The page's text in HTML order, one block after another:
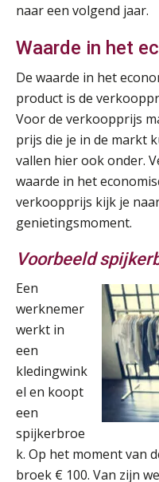
naar een volgend jaar.
Waarde in het
De waarde in het
product is de
Voor de verkoopprijs
prijs die je in de markt
vallen hier ook onder.
waarde in het
verkoopprijs kijk je
genietingsmoment.
Voorbeeld
Een
werknemer
werkt in
een
kledingwink
el en koopt
een
spijkerbroe
k. Op het moment van
broek € 100. Van zijn